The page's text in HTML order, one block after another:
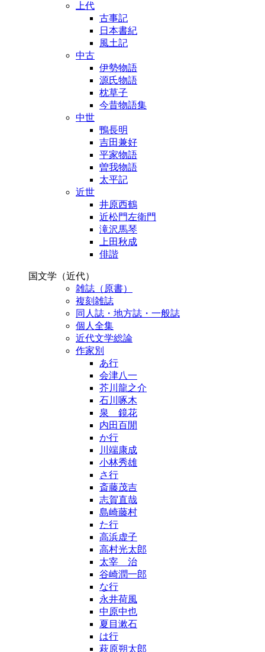
上代
古事記
日本書紀
風土記
中古
伊勢物語
源氏物語
枕草子
今昔物語集
中世
鴨長明
吉田兼好
平家物語
曽我物語
太平記
近世
井原西鶴
近松門左衛門
滝沢馬琴
上田秋成
俳諧
国文学（近代）
雑誌（原書）
複刻雑誌
同人誌・地方誌・一般誌
個人全集
近代文学総論
作家別
あ行
会津八一
芥川龍之介
石川啄木
泉 鏡花
内田百閒
か行
川端康成
小林秀雄
さ行
斎藤茂吉
志賀直哉
島崎藤村
た行
高浜虚子
高村光太郎
太宰 治
谷崎潤一郎
な行
永井荷風
中原中也
夏目漱石
は行
萩原朔太郎